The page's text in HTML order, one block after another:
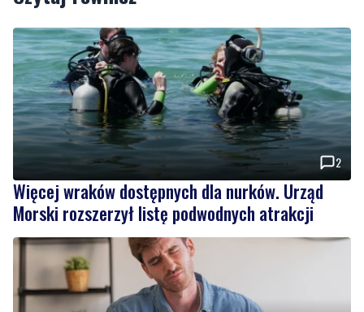
Podziel się tym artkułem z innymi:
Czytaj również
Więcej wraków dostępnych dla nurków. Urząd
Morski rozszerzył listę podwodnych atrakcji